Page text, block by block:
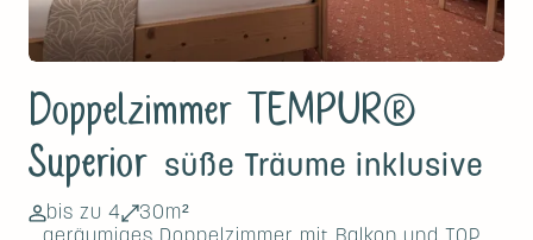
Doppelzimmer TEMPUR®
Superior süße Träume inklusive
bis zu 4
30m²